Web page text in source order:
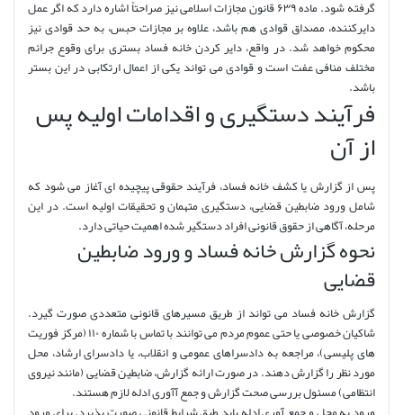
گرفته شود. ماده ۶۳۹ قانون مجازات اسلامی نیز صراحتاً اشاره دارد که اگر عمل
دایرکننده، مصداق قوادی هم باشد، علاوه بر مجازات حبس، به حد قوادی نیز
محکوم خواهد شد. در واقع، دایر کردن خانه فساد بستری برای وقوع جرائم
مختلف منافی عفت است و قوادی می تواند یکی از اعمال ارتکابی در این بستر
باشد.
فرآیند دستگیری و اقدامات اولیه پس
از آن
پس از گزارش یا کشف خانه فساد، فرآیند حقوقی پیچیده ای آغاز می شود که
شامل ورود ضابطین قضایی، دستگیری متهمان و تحقیقات اولیه است. در این
مرحله، آگاهی از حقوق قانونی افراد دستگیر شده اهمیت حیاتی دارد.
نحوه گزارش خانه فساد و ورود ضابطین
قضایی
گزارش خانه فساد می تواند از طریق مسیرهای قانونی متعددی صورت گیرد.
شاکیان خصوصی یا حتی عموم مردم می توانند با تماس با شماره ۱۱۰ (مرکز فوریت
های پلیسی)، مراجعه به دادسراهای عمومی و انقلاب، یا دادسرای ارشاد، محل
مورد نظر را گزارش دهند. در صورت ارائه گزارش، ضابطین قضایی (مانند نیروی
انتظامی) مسئول بررسی صحت گزارش و جمع آآوری ادله لازم هستند.